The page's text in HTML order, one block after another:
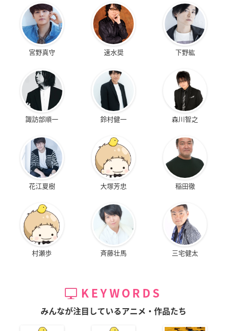
宮野真守 速水奨 下野紘
諏訪部順一 鈴村健一 森川智之
花江夏樹 大塚芳忠 稲田徹
村瀬歩 斉藤壮馬 三宅健太
KEYWORDS
みんなが注目しているアニメ・作品たち